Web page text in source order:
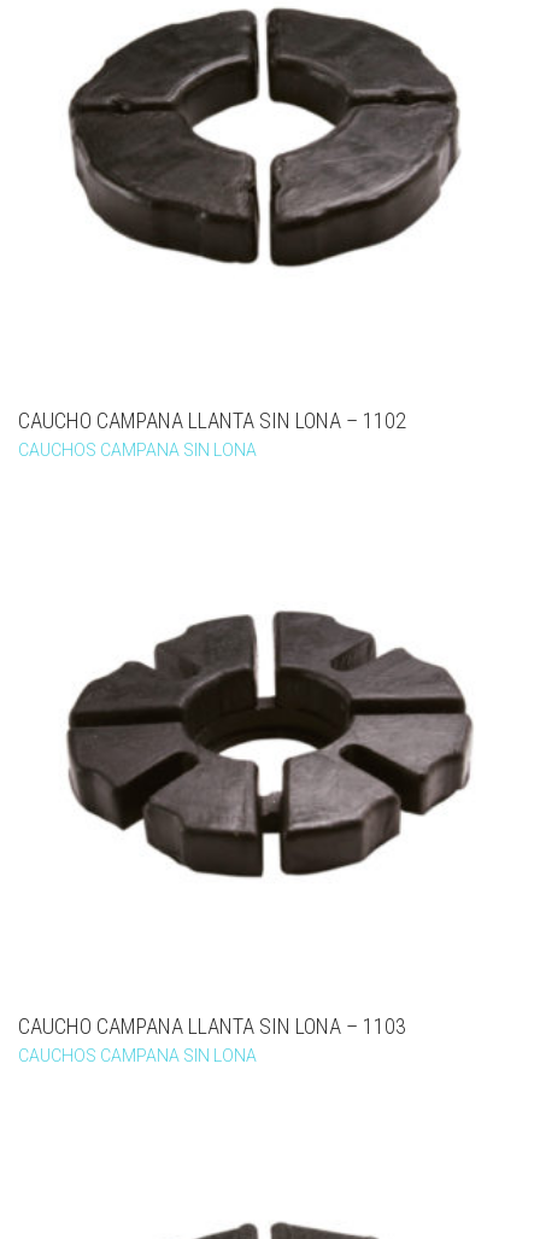
CAUCHO CAMPANA LLANTA SIN LONA – 1102
CAUCHOS CAMPANA SIN LONA
CAUCHO CAMPANA LLANTA SIN LONA – 1103
CAUCHOS CAMPANA SIN LONA